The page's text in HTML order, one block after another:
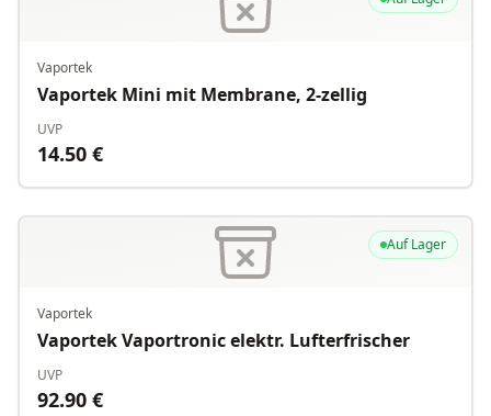
Vaportek
Vaportek Mini mit Membrane, 2-zellig
UVP
14.50 €
Auf Lager
Vaportek
Vaportek Vaportronic elektr. Lufterfrischer
UVP
92.90 €